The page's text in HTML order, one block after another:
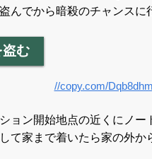
んでから暗殺のチャンスに
盗む
ョン開始地点の近くにノー
て家まで着いたら家の外